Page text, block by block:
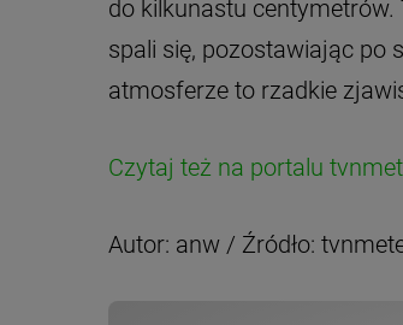
do kilkunastu centymetrów.
spali się, pozostawiając po
atmosferze to rzadkie
Czytaj też na portalu
Autor: anw / Źródło: